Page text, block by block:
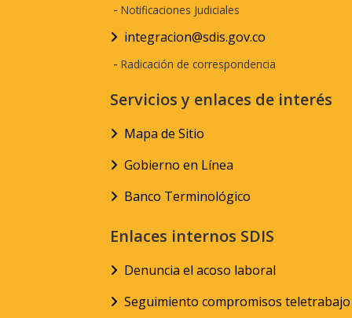
- Notificaciones Judiciales
integracion@sdis.gov.co
- Radicación de correspondencia
Servicios y enlaces de interés
Mapa de Sitio
Gobierno en Línea
Banco Terminológico
Enlaces internos SDIS
Denuncia el acoso laboral
Seguimiento compromisos teletrabajo